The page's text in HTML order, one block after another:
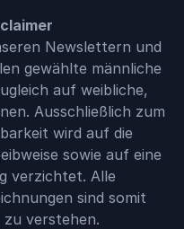
Newslettern und
gewählte männliche
auf weibliche,
Ausschließlich zum
wird auf die
sowie auf eine
verzichtet. Alle
sind somit
verstehen.